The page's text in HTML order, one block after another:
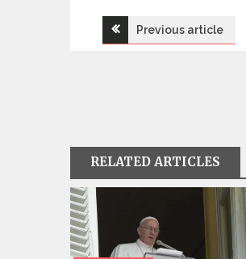
Nawigacja
Previous article
RELATED ARTICLES